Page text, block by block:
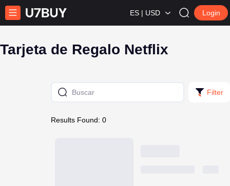
ES | USD Login
Tarjeta de Regalo Netflix
Filter
Results Found: 0